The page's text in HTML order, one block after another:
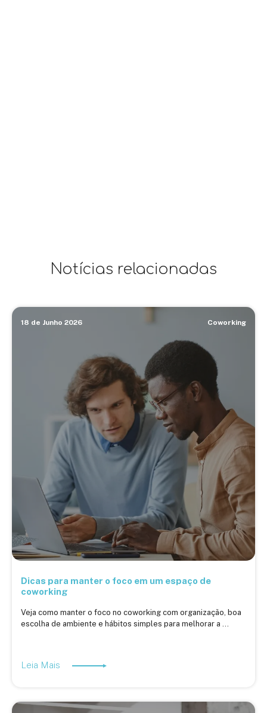
Notícias relacionadas
18 de Junho 2026 Coworking
Dicas para manter o foco em um espaço de
coworking
Veja como manter o foco no coworking com organização, boa
escolha de ambiente e hábitos simples para melhorar a ...
Leia Mais